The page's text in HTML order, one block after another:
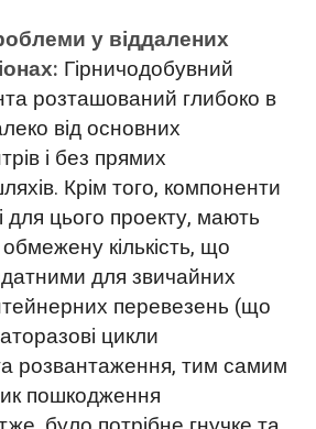
у віддалених
Гірничодобувний
розташований глибоко в
від основних
і без прямих
Крім того, компоненти
для цього проекту, мають
кількість, що
для звичайних
перевезень (що
цикли
розвантаження, тим самим
пошкодження